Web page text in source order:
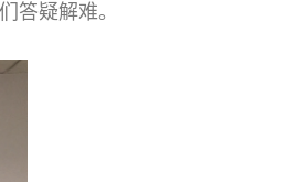
答疑解难。